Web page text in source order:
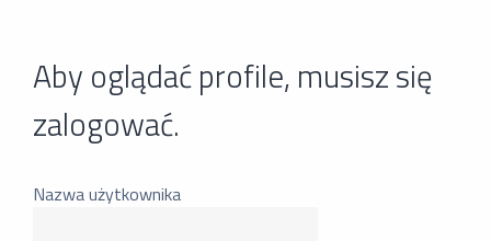
Aby oglądać profile, musisz się
zalogować.
Nazwa użytkownika